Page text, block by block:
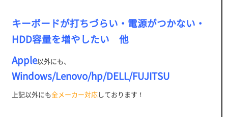
キーボードが打ちづらい・電源がつかない・
HDD容量を増やしたい 他
Apple以外にも、
Windows/Lenovo/hp/DELL/FUJITSU
上記以外にも全メーカー対応しております！